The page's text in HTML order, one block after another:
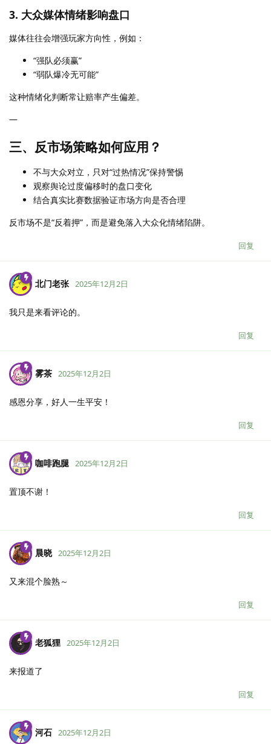
3. 大众媒体情绪影响盘口
媒体往往会增强玩家方向性，例如：
“强队必须赢”
“弱队爆冷无可能”
这种情绪化判断常让赔率产生偏差。
—
三、反市场策略如何应用？
不与大众对立，只对“过热情况”保持警惕
观察舆论过度偏移时的盘口变化
结合真实比赛数据验证市场方向是否合理
反市场不是“反着押”，而是避免落入大众化情绪陷阱。
回复
北门老张 2025年12月2日
我只是来看评论的。
回复
雾茶 2025年12月2日
感恩分享，好人一生平安！
回复
咖啡跑腿 2025年12月2日
置顶不谢！
回复
晨晓 2025年12月2日
又来混个脸熟～
回复
老狐狸 2025年12月2日
来报道了
回复
河石 2025年12月2日